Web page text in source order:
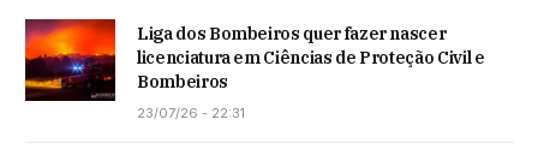
Liga dos Bombeiros quer fazer nascer
licenciatura em Ciências de Proteção Civil e
Bombeiros
23/07/26 - 22:31